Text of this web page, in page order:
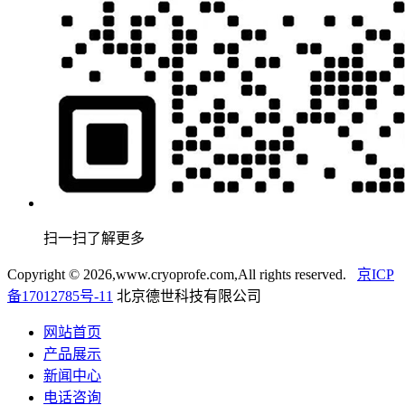
扫一扫了解更多
Copyright © 2026,www.cryoprofe.com,All rights reserved. 京ICP
备17012785号-11 北京德世科技有限公司
网站首页
产品展示
新闻中心
电话咨询